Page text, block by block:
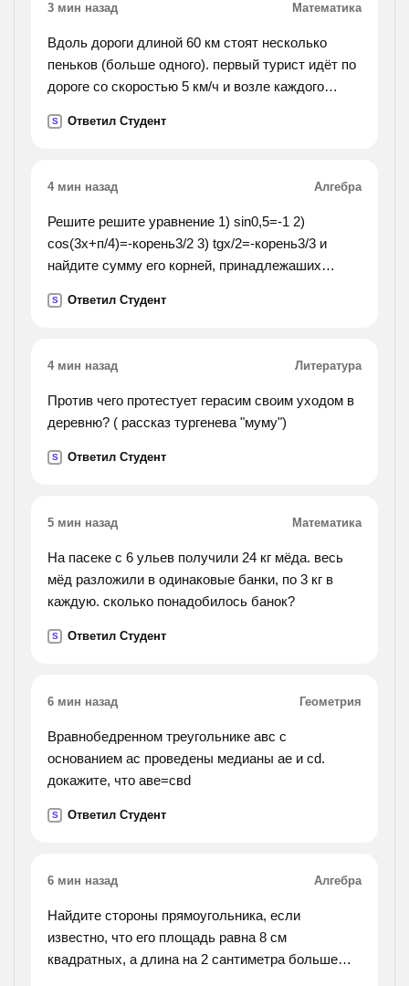
3 мин назад Математика
Вдоль дороги длиной 60 км стоят несколько
пеньков (больше одного). первый турист идёт по
дороге со скоростью 5 км/ч и возле каждого
часов. второй турист едет на велосипеде со
дольше первого туриста. начали и закончили
движение туристы одновременно. сколько
пеньков у дороги?
S Ответил Студент
4 мин назад Алгебра
Решите решите уравнение 1) sin0,5=-1 2)
cos(3x+п/4)=-корень3/2 3) tgx/2=-корень3/3 и
найдите сумму его корней, принадлежаших
S Ответил Студент
4 мин назад Литература
Против чего протестует герасим своим уходом в
деревню? ( рассказ тургенева "муму")
S Ответил Студент
5 мин назад Математика
На пасеке с 6 ульев получили 24 кг мёда. весь
мёд разложили в одинаковые банки, по 3 кг в
каждую. сколько понадобилось банок?
S Ответил Студент
6 мин назад Геометрия
Вравнобедренном треугольнике авс с
основанием ас проведены медианы ае и cd.
докажите, что аве=свd
S Ответил Студент
6 мин назад Алгебра
Найдите стороны прямоугольника, если
известно, что его площадь равна 8 см
квадратных, а длина на 2 сантиметра больше